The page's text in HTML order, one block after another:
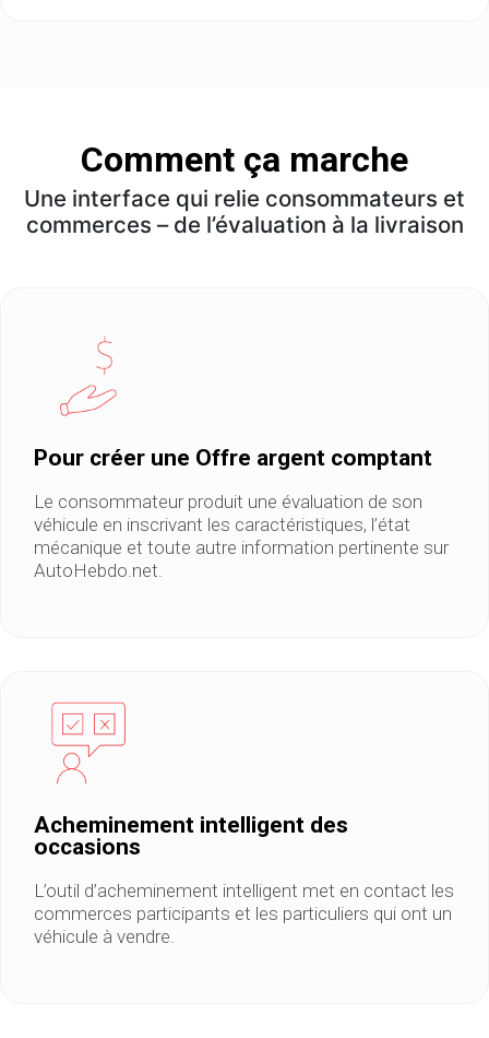
Comment ça marche
Une interface qui relie consommateurs et
commerces – de l’évaluation à la livraison
Pour créer une Offre argent comptant
Le consommateur produit une évaluation de son
véhicule en inscrivant les caractéristiques, l’état
mécanique et toute autre information pertinente sur
AutoHebdo.net.
Acheminement intelligent des
occasions
L’outil d’acheminement intelligent met en contact les
commerces participants et les particuliers qui ont un
véhicule à vendre.